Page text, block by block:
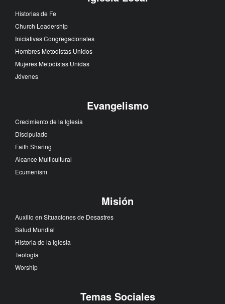
Historias de Fe
Church Leadership
Iniciativas Congregacionales
Hombres Metodistas Unidos
Mujeres Metodistas Unidas
Jóvenes
Evangelismo
Crecimiento de la Iglesia
Discipulado
Faith Sharing
Alcance Multicultural
Ecumenism
Misión
Auxilio en Situaciones de Desastres
Salud Mundial
Historia de la Iglesia
Teología
Worship
Temas Sociales